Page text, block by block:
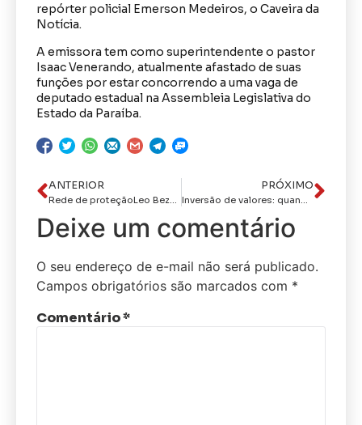
repórter policial Emerson Medeiros, o Caveira da
Notícia.
A emissora tem como superintendente o pastor
Isaac Venerando, atualmente afastado de suas
funções por estar concorrendo a uma vaga de
deputado estadual na Assembleia Legislativa do
Estado da Paraíba.
ANTERIOR PRÓXIMO
Deixe um comentário
O seu endereço de e-mail não será publicado.
Campos obrigatórios são marcados com *
Comentário*